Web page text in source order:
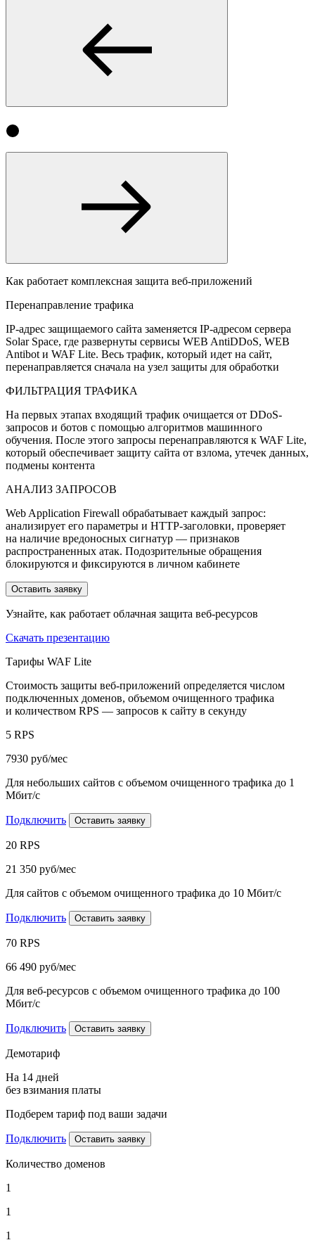
Как работает комплексная защита веб-приложений
Перенаправление трафика
IP-адрес защищаемого сайта заменяется IP-адресом сервера
Solar Space, где развернуты сервисы WEB AntiDDoS, WEB
Antibot и WAF Lite. Весь трафик, который идет на сайт,
перенаправляется сначала на узел защиты для обработки
ФИЛЬТРАЦИЯ ТРАФИКА
На первых этапах входящий трафик очищается от DDoS-
запросов и ботов с помощью алгоритмов машинного
обучения. После этого запросы перенаправляются к WAF Lite,
который обеспечивает защиту сайта от взлома, утечек данных,
подмены контента
АНАЛИЗ ЗАПРОСОВ
Web Application Firewall обрабатывает каждый запрос:
анализирует его параметры и HTTP-заголовки, проверяет
на наличие вредоносных сигнатур — признаков
распространенных атак. Подозрительные обращения
блокируются и фиксируются в личном кабинете
Оставить заявку
Узнайте, как работает облачная защита веб-ресурсов
Скачать презентацию
Тарифы WAF Lite
Стоимость защиты веб-приложений определяется числом
подключенных доменов, объемом очищенного трафика
и количеством RPS — запросов к сайту в секунду
5 RPS
7930 руб/мес
Для небольших сайтов с объемом очищенного трафика до 1
Мбит/с
Подключить Оставить заявку
20 RPS
21 350 руб/мес
Для сайтов с объемом очищенного трафика до 10 Мбит/с
Подключить Оставить заявку
70 RPS
66 490 руб/мес
Для веб-ресурсов с объемом очищенного трафика до 100
Мбит/с
Подключить Оставить заявку
Демотариф
На 14 дней
без взимания платы
Подберем тариф под ваши задачи
Подключить Оставить заявку
Количество доменов
1
1
1